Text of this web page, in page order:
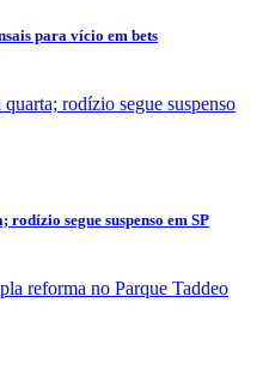
para vício em bets
segue suspenso em SP